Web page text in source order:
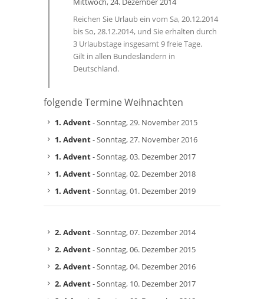
Reichen Sie Urlaub ein vom Sa, 20.12.2014
bis So, 28.12.2014, und Sie erhalten durch
3 Urlaubstage insgesamt 9 freie Tage.
Gilt in allen Bundesländern in
Deutschland.
folgende Termine Weihnachten
1. Advent- Sonntag, 29. November 2015
1. Advent- Sonntag, 27. November 2016
1. Advent- Sonntag, 03. Dezember 2017
1. Advent- Sonntag, 02. Dezember 2018
1. Advent- Sonntag, 01. Dezember 2019
2. Advent- Sonntag, 07. Dezember 2014
2. Advent- Sonntag, 06. Dezember 2015
2. Advent- Sonntag, 04. Dezember 2016
2. Advent- Sonntag, 10. Dezember 2017